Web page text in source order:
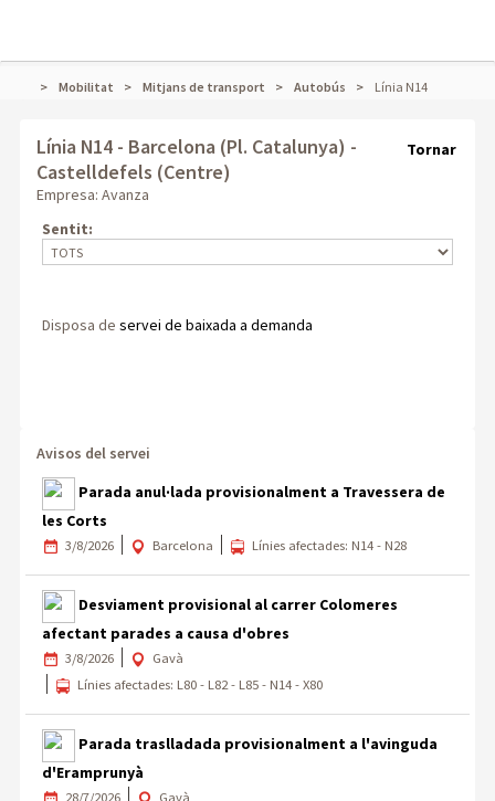
Mobilitat Mitjans de transport Autobús Línia N14
Línia N14 - Barcelona (Pl. Catalunya) -
Castelldefels (Centre)
Empresa: Avanza
Sentit:
Disposa de servei de baixada a demanda
Tornar
Avisos del servei
Parada anul·lada provisionalment a Travessera de
les Corts
3/8/2026 Barcelona Línies afectades: N14 - N28
Desviament provisional al carrer Colomeres
afectant parades a causa d'obres
3/8/2026
Gavà
Línies afectades: L80 - L82 - L85 - N14 - X80
Parada traslladada provisionalment a l'avinguda
d'Eramprunyà
28/7/2026
Gavà